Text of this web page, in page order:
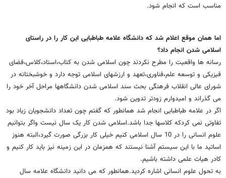
مناسب است که انجام شود.
اما همان موقع اعلام شد که دانشگاه علامه طباطبایی این کار را در راستای
اسلامی شدن انجام داد؟
رسانه ها واقعیت را مطرح نکردند چون اسلامی شدن به کتاب،استاد،کلاس،فضای
فیزیکی و توسعه علم،فناوری،تعهد و ارزشهای اسلامی توجه دارد و خوشبختانه در
شورای عالی انقلاب فرهنگی بحث سند اسلامی شدن دانشگاهها مراحل آخر خود را
می گذراند و امیدوارم زودتر تدوین شود.
اگر در علامه طباطبایی انجام شد همانطور که گفتم چون تعداد دانشجویان زیاد بود
تفاوتی نمی کردکه کلاسها جدا باشد.اسلامی شدن کار یک سال نیست واگر بتوانیم
علوم انسانی را در 10 سال اسلامی کنیم خیلی کار بزرگی صورت گیرد،البته هنوز
اساتید ما با این سیستم آشنا نیستند که همزمان در این زمینه نیز باید کار کنیم و
کادر هیات علمی داشته باشیم.
به تحول علوم انسانی اشاره کردید.همانطور که می دانید دانشگاه علامه سال